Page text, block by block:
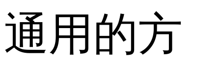
通用的方